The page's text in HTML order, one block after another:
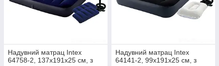
Надувний матрац Intex
64758-2, 137x191x25 см, з
Надувний матрац Intex
64141-2, 99x191x25 см, з